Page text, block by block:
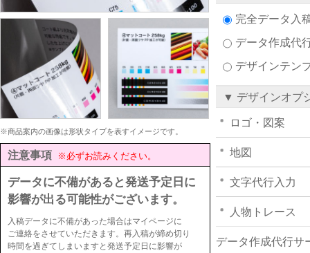
※商品案内の画像は形状タイプを表すイメージです。
注意事項 ※必ずお読みください。
データに不備があると発送予定日に
影響が出る可能性がございます。
入稿データに不備があった場合はマイページに
ご連絡をさせていただきます。再入稿が締め切り
時間を過ぎてしまいますと発送予定日に影響が
完全データ入
データ作成代
デザインテン
▼ デザインオプ
ロゴ・図案
地図
文字代行入力
人物トレース
データ作成代行サ